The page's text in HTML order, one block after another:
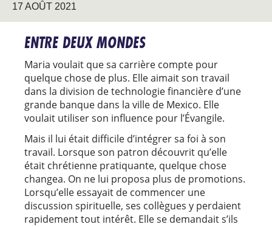
17 AOÛT 2021
ENTRE DEUX MONDES
Maria voulait que sa carrière compte pour
quelque chose de plus. Elle aimait son travail
dans la division de technologie financière d’une
grande banque dans la ville de Mexico. Elle
voulait utiliser son influence pour l’Évangile.
Mais il lui était difficile d’intégrer sa foi à son
travail. Lorsque son patron découvrit qu’elle
était chrétienne pratiquante, quelque chose
changea. On ne lui proposa plus de promotions.
Lorsqu’elle essayait de commencer une
discussion spirituelle, ses collègues y perdaient
rapidement tout intérêt. Elle se demandait s’ils